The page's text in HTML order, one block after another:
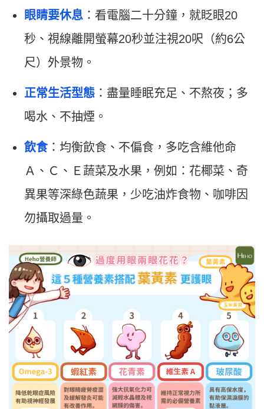
眼睛要休息 ：看電腦二十分鐘，就眨眼20
秒、視線離開螢幕20秒並注視20呎（約6公
尺）外景物。
正常生活型態 ：盡量睡眠充足、不熬夜；多
喝水、不抽煙。
飲食：均衡飲食、不偏食，多吃含維他命
Ａ、Ｃ、Ｅ蔬菜及水果，例如：花椰菜、奇
異果等深綠色蔬果，少吃油炸食物、咖啡因
勿攝取過量。